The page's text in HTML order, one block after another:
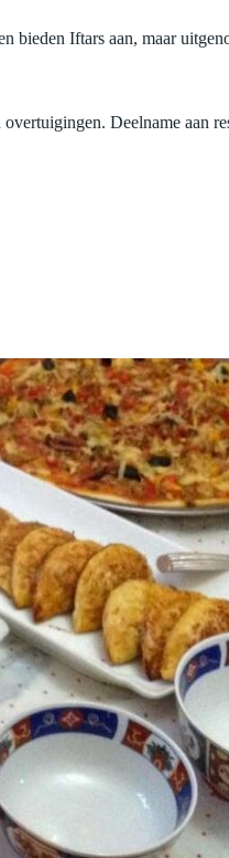
bieden Iftars aan, maar
Deelname aan